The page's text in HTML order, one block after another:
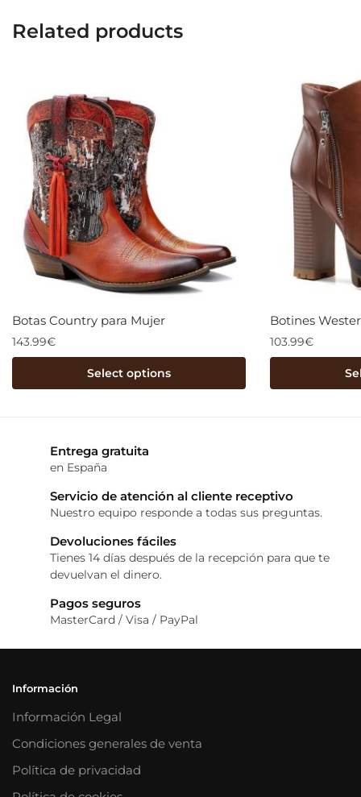
Related products
Botas Country para Mujer
143.99€
Select options
Botines
103.99€
Entrega gratuita
en España
Servicio de atención al cliente receptivo
Nuestro equipo responde a todas sus preguntas.
Devoluciones fáciles
Tienes 14 días después de la recepción para que te
devuelvan el dinero.
Pagos seguros
MasterCard / Visa / PayPal
Información
Información Legal
Condiciones generales de venta
Política de privacidad